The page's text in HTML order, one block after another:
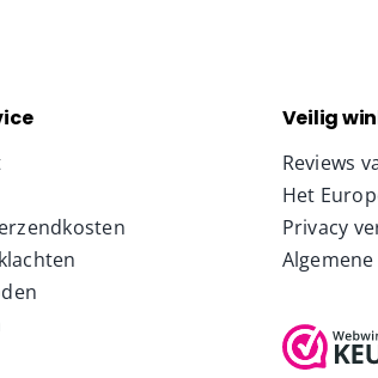
Veilig
Reviews
Het
Privacy